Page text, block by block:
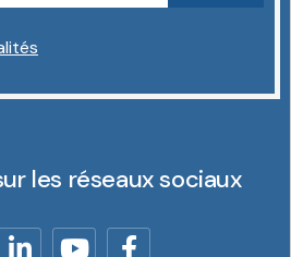
les réseaux sociaux